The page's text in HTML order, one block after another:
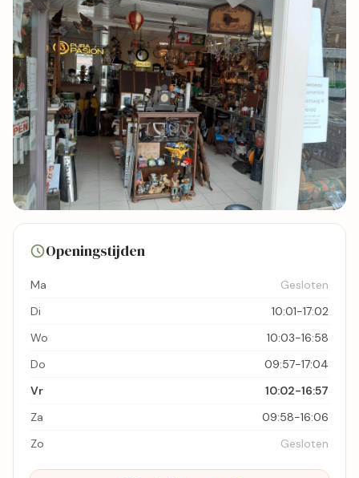
Bekijk kaart
Openingstijden
Ma
Gesloten
Di
10:01-17:02
Wo
10:03-16:58
Do
09:57-17:04
Vr
10:02-16:57
Za
09:58-16:06
Zo
Gesloten